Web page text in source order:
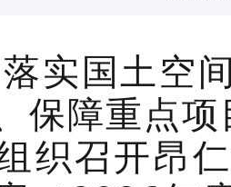
实国土空
保障重点
织召开昂